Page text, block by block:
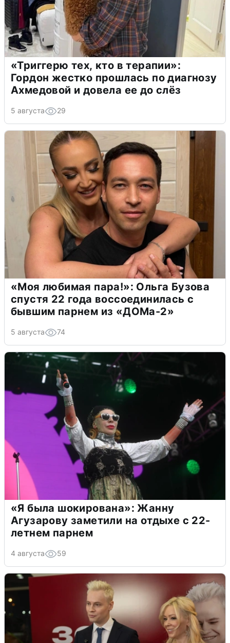
«Триггерю тех, кто в терапии»:
Гордон жестко прошлась по диагнозу
Ахмедовой и довела ее до слёз
5 августа 29
«Моя любимая пара!»: Ольга Бузова
спустя 22 года воссоединилась с
бывшим парнем из «ДОМа-2»
5 августа 74
«Я была шокирована»: Жанну
Агузарову заметили на отдыхе с 22-
летнем парнем
4 августа 59